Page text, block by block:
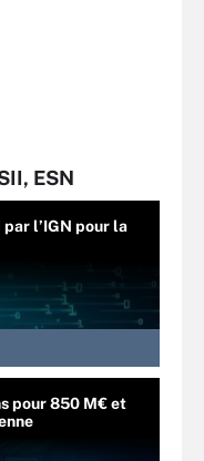
ESN
l’IGN pour la
pour 850 M€ et